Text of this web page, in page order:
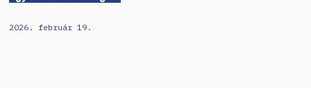
2026. február 19.